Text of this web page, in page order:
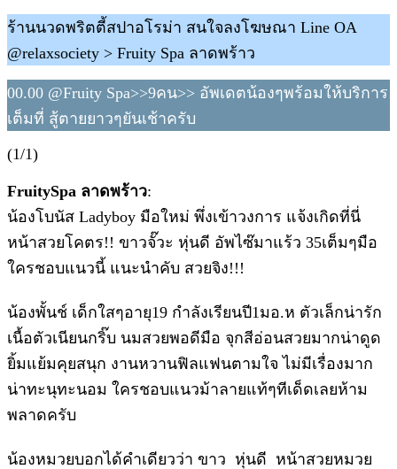
ร้านนวดพริตตี้สปาอโรม่า สนใจลงโฆษณา Line OA
@relaxsociety > Fruity Spa ลาดพร้าว
00.00 @Fruity Spa>>9คน>> อัพเดตน้องๆพร้อมให้บริการ
เต็มที่ สู้ตายยาวๆยันเช้าครับ
(1/1)
FruitySpa ลาดพร้าว:
น้องโบนัส Ladyboy มือใหม่ พึ่งเข้าวงการ แจ้งเกิดที่นี่
หน้าสวยโคตร!! ขาวจั๊วะ หุ่นดี อัพไซ๊มาแร้ว 35เต็มๆมือ
ใครชอบแนวนี้ แนะนำคับ สวยจิง!!!
น้องพั้นช์ เด็กใสๆอายุ19 กำลังเรียนปี1มอ.ห ตัวเล็กน่ารัก
เนื้อตัวเนียนกริ๊บ นมสวยพอดีมือ จุกสีอ่อนสวยมากน่าดูด
ยิ้มแย้มคุยสนุก งานหวานฟิลแฟนตามใจ ไม่มีเรื่องมาก
น่าทะนุทะนอม ใครชอบแนวม้าลายแท้ๆทีเด็ดเลยห้าม
พลาดครับ
น้องหมวยบอกได้คำเดียวว่า ขาว หุ่นดี หน้าสวยหมวย